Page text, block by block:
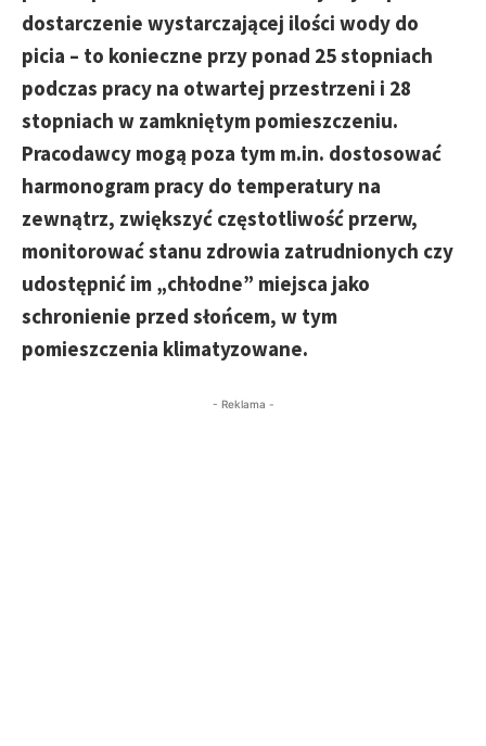
dostarczenie wystarczającej ilości wody do
picia – to konieczne przy ponad 25 stopniach
podczas pracy na otwartej przestrzeni i 28
stopniach w zamkniętym pomieszczeniu.
Pracodawcy mogą poza tym m.in. dostosować
harmonogram pracy do temperatury na
zewnątrz, zwiększyć częstotliwość przerw,
monitorować stanu zdrowia zatrudnionych czy
udostępnić im „chłodne” miejsca jako
schronienie przed słońcem, w tym
pomieszczenia klimatyzowane.
- Reklama -